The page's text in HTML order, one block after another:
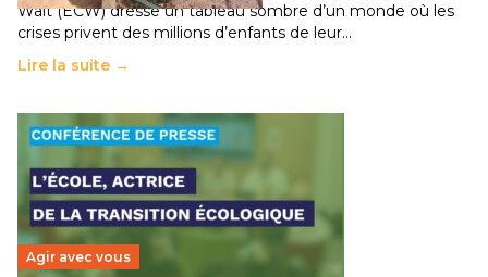
Wait (ECW) dresse un tableau sombre d’un monde où les
crises privent des millions d’enfants de leur…
Lire la suite →
Agir avec vous